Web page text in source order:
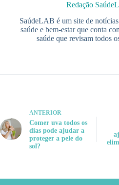
Redação
SaúdeLAB é um site de
saúde e bem-estar que conta
saúde que revisam todos
ANTERIOR
Comer uva todos os
dias pode ajudar a
proteger a pele do
sol?